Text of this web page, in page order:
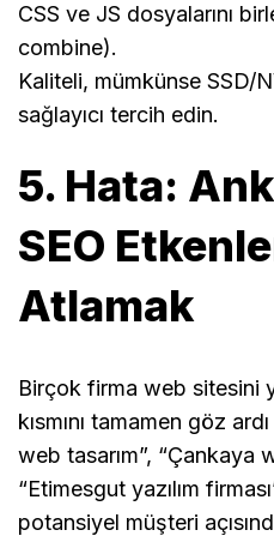
CSS ve JS dosyalarını
combine).
Kaliteli, mümkünse SSD/
sağlayıcı tercih edin.
5. Hata:
SEO
Atlamak
Birçok firma web sitesini
kısmını tamamen göz
web tasarım”, “Çankaya
“Etimesgut yazılım
potansiyel müşteri